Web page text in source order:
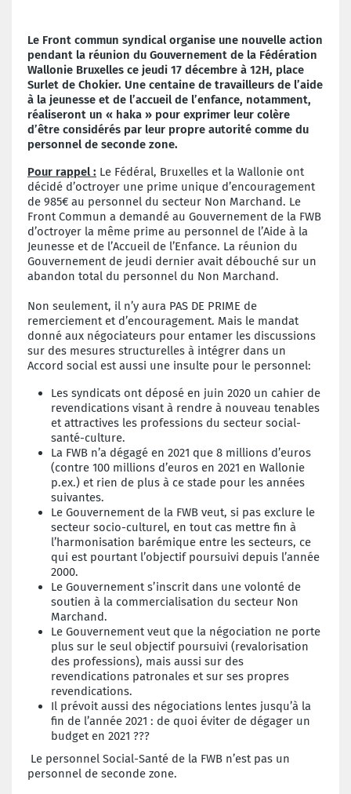
Le Front commun syndical organise une nouvelle action
pendant la réunion du Gouvernement de la Fédération
Wallonie Bruxelles ce jeudi 17 décembre à 12H, place
Surlet de Chokier. Une centaine de travailleurs de l’aide
à la jeunesse et de l’accueil de l’enfance, notamment,
réaliseront un « haka » pour exprimer leur colère
d’être considérés par leur propre autorité comme du
personnel de seconde zone.
Pour rappel: Le Fédéral, Bruxelles et la Wallonie ont
décidé d’octroyer une prime unique d’encouragement
de 985€ au personnel du secteur Non Marchand. Le
Front Commun a demandé au Gouvernement de la FWB
d’octroyer la même prime au personnel de l’Aide à la
Jeunesse et de l’Accueil de l’Enfance. La réunion du
Gouvernement de jeudi dernier avait débouché sur un
abandon total du personnel du Non Marchand.
Non seulement, il n’y aura PAS DE PRIME de
remerciement et d’encouragement. Mais le mandat
donné aux négociateurs pour entamer les discussions
sur des mesures structurelles à intégrer dans un
Accord social est aussi une insulte pour le personnel:
Les syndicats ont déposé en juin 2020 un cahier de
revendications visant à rendre à nouveau tenables
et attractives les professions du secteur social-
santé-culture.
La FWB n’a dégagé en 2021 que 8 millions d’euros
(contre 100 millions d’euros en 2021 en Wallonie
p.ex.) et rien de plus à ce stade pour les années
suivantes.
Le Gouvernement de la FWB veut, si pas exclure le
secteur socio-culturel, en tout cas mettre fin à
l’harmonisation barémique entre les secteurs, ce
qui est pourtant l’objectif poursuivi depuis l’année
2000.
Le Gouvernement s’inscrit dans une volonté de
soutien à la commercialisation du secteur Non
Marchand.
Le Gouvernement veut que la négociation ne porte
plus sur le seul objectif poursuivi (revalorisation
des professions), mais aussi sur des
revendications patronales et sur ses propres
revendications.
Il prévoit aussi des négociations lentes jusqu’à la
fin de l’année 2021 : de quoi éviter de dégager un
budget en 2021 ???
Le personnel Social-Santé de la FWB n’est pas un
personnel de seconde zone.